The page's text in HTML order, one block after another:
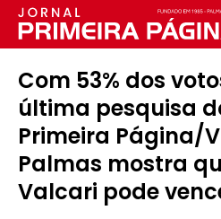
Com 53% dos
última pesquisa
Primeira Página/
Palmas mostra
Valcari pode